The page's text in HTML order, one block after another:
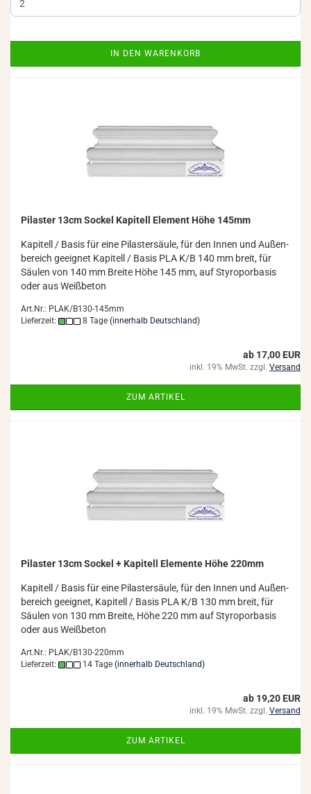
IN DEN WARENKORB
Pi­las­ter 13cm So­ckel Ka­pi­tell Ele­ment Höhe 145mm
Ka­pi­tell / Basis für eine Pi­las­ter­säu­le, für den Innen und Au­ßen­
be­reich ge­eig­net Ka­pi­tell / Basis PLA K/B 140 mm breit, für
Säu­len von 140 mm Brei­te Höhe 145 mm, auf Sty­ro­por­ba­sis
oder aus Weiß­be­ton
Art.Nr.: PLAK/B130-145mm
Lieferzeit:
8 Tage (innerhalb Deutschland)
ab 17,00 EUR
inkl. 19% MwSt. zzgl. Versand
ZUM ARTIKEL
Pi­las­ter 13cm So­ckel + Ka­pi­tell Ele­men­te Höhe 220mm
Ka­pi­tell / Basis für eine Pi­las­ter­säu­le, für den Innen und Au­ßen­
be­reich ge­eig­net, Ka­pi­tell / Basis PLA K/B 130 mm breit, für
Säu­len von 130 mm Brei­te, Höhe 220 mm auf Sty­ro­por­ba­sis
oder aus Weiß­be­ton
Art.Nr.: PLAK/B130-220mm
Lieferzeit:
14 Tage (innerhalb Deutschland)
ab 19,20 EUR
inkl. 19% MwSt. zzgl. Versand
ZUM ARTIKEL